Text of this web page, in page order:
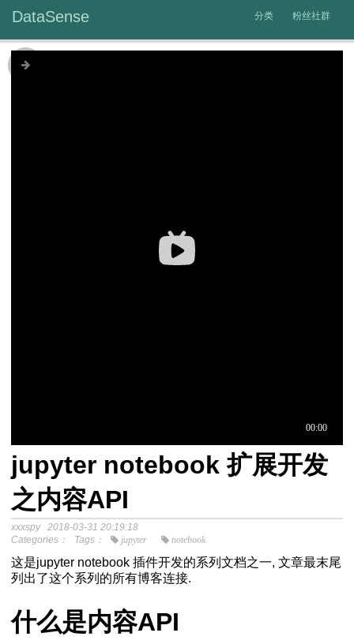
DataSense 分类 粉丝社群
介模
析SPSS视频教程
jupyter notebook 扩展开发
之内容API
xxxspy
2018-03-31 20:19:18
Categories：
Tags： jupyter notebook
这是jupyter notebook 插件开发的系列文档之一, 文章最末尾
列出了这个系列的所有博客连接.
什么是内容API